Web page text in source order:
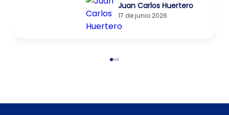
Juan Carlos Huertero
17 de junio 2026